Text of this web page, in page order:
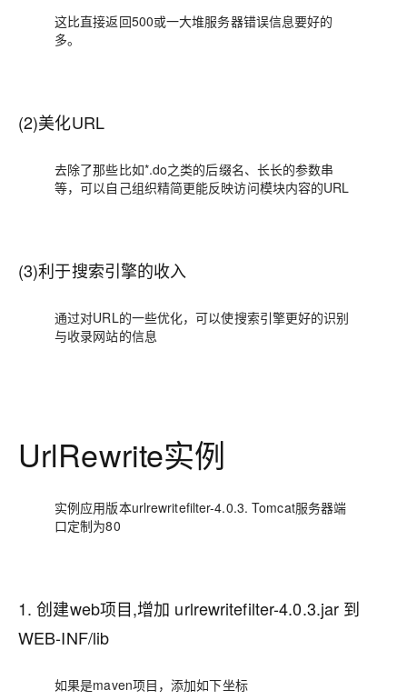
这比直接返回500或一大堆服务器错误信息要好的
多。
(2)美化URL
去除了那些比如*.do之类的后缀名、长长的参数串
等，可以自己组织精简更能反映访问模块内容的URL
(3)利于搜索引擎的收入
通过对URL的一些优化，可以使搜索引擎更好的识别
与收录网站的信息
UrlRewrite实例
实例应用版本urlrewritefilter-4.0.3. Tomcat服务器端
口定制为80
1. 创建web项目,增加 urlrewritefilter-4.0.3.jar 到
WEB-INF/lib
如果是maven项目，添加如下坐标